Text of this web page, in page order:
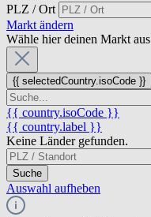
PLZ / Ort
Markt ändern
Wähle hier deinen Markt aus
{{ selectedCountry.isoCode }}
{{ country.isoCode }}
{{ country.label }}
Keine Länder gefunden.
Suche
Auswahl aufheben